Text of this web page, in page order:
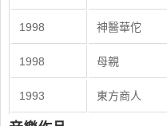
1998 神醫華佗
1998 母親
1993 東方商人